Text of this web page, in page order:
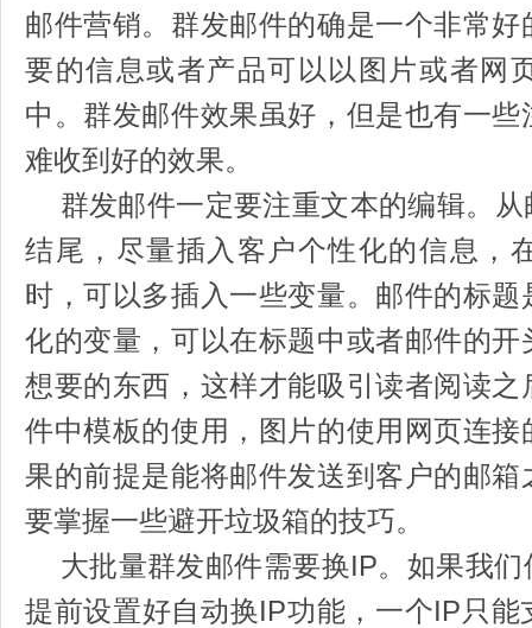
邮件营销。群发邮件的确是一个非常
要的信息或者产品可以以图片或者网
中。群发邮件效果虽好，但是也有一
难收到好的效果。
群发邮件一定要注重文本的编辑。从
结尾，尽量插入客户个性化的信息，
时，可以多插入一些变量。邮件的标
化的变量，可以在标题中或者邮件的
想要的东西，这样才能吸引读者阅读
件中模板的使用，图片的使用网页连
果的前提是能将邮件发送到客户的邮
要掌握一些避开垃圾箱的技巧。
大批量群发邮件需要换IP。如果我们
提前设置好自动换IP功能，一个IP只